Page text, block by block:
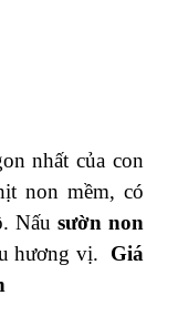
nhất của con
non mềm, có
Nấu sườn non
hương vị.
Giá